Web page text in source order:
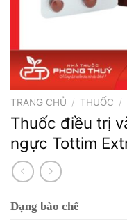
TRANG CHỦ / THUỐC /
Thuốc điều trị
ngực Tottim
Dạng bào chế